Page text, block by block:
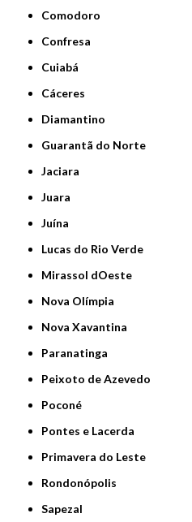
Comodoro
Confresa
Cuiabá
Cáceres
Diamantino
Guarantã do Norte
Jaciara
Juara
Juína
Lucas do Rio Verde
Mirassol dOeste
Nova Olímpia
Nova Xavantina
Paranatinga
Peixoto de Azevedo
Poconé
Pontes e Lacerda
Primavera do Leste
Rondonópolis
Sapezal